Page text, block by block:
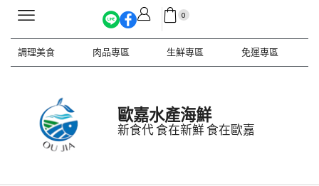
0
調理美食 肉品專區 生鮮專區 免運專區
歐嘉水產海鮮
新食代 食在新鮮 食在歐嘉